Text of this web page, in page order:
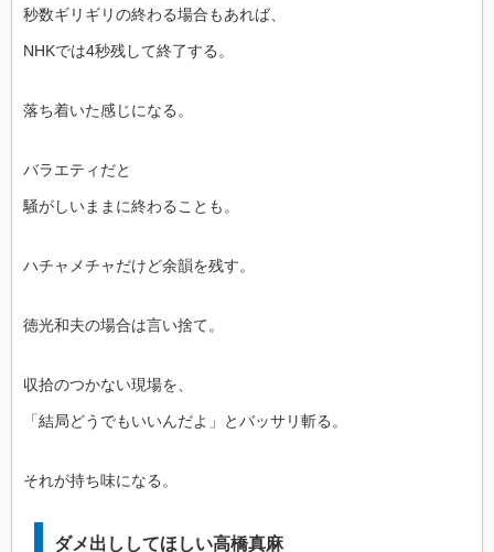
秒数ギリギリの終わる場合もあれば、
NHKでは4秒残して終了する。
落ち着いた感じになる。
バラエティだと
騒がしいままに終わることも。
ハチャメチャだけど余韻を残す。
徳光和夫の場合は言い捨て。
収拾のつかない現場を、
「結局どうでもいいんだよ」とバッサリ斬る。
それが持ち味になる。
ダメ出ししてほしい高橋真麻